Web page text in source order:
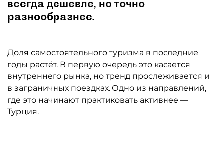
всегда дешевле, но точно
разнообразнее.
Доля самостоятельного туризма в последние
годы растёт. В первую очередь это касается
внутреннего рынка, но тренд прослеживается и
в заграничных поездках. Одно из направлений,
где это начинают практиковать активнее —
Турция.